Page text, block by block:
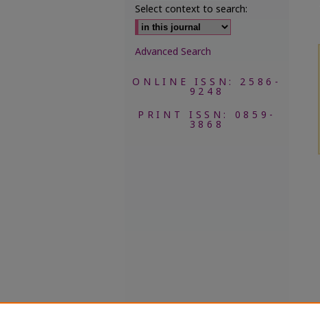
Select context to search:
Advanced Search
ONLINE ISSN: 2586-
9248
PRINT ISSN: 0859-
3868